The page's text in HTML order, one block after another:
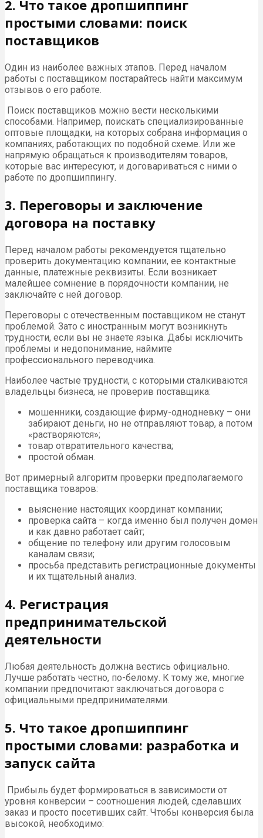
2. Что такое дропшиппинг
простыми словами: поиск
поставщиков
Один из наиболее важных этапов. Перед началом
работы с поставщиком постарайтесь найти максимум
отзывов о его работе.
Поиск поставщиков можно вести несколькими
способами. Например, поискать специализированные
оптовые площадки, на которых собрана информация о
компаниях, работающих по подобной схеме. Или же
напрямую обращаться к производителям товаров,
которые вас интересуют, и договариваться с ними о
работе по дропшиппингу.
3. Переговоры и заключение
договора на поставку
Перед началом работы рекомендуется тщательно
проверить документацию компании, ее контактные
данные, платежные реквизиты. Если возникает
малейшее сомнение в порядочности компании, не
заключайте с ней договор.
Переговоры с отечественным поставщиком не станут
проблемой. Зато с иностранным могут возникнуть
трудности, если вы не знаете языка. Дабы исключить
проблемы и недопонимание, наймите
профессионального переводчика.
Наиболее частые трудности, с которыми сталкиваются
владельцы бизнеса, не проверив поставщика:
мошенники, создающие фирму-однодневку – они
забирают деньги, но не отправляют товар, а потом
«растворяются»;
товар отвратительного качества;
простой обман.
Вот примерный алгоритм проверки предполагаемого
поставщика товаров:
выяснение настоящих координат компании;
проверка сайта – когда именно был получен домен
и как давно работает сайт;
общение по телефону или другим голосовым
каналам связи;
просьба представить регистрационные документы
и их тщательный анализ.
4. Регистрация
предпринимательской
деятельности
Любая деятельность должна вестись официально.
Лучше работать честно, по-белому. К тому же, многие
компании предпочитают заключаться договора с
официальными предпринимателями.
5. Что такое дропшиппинг
простыми словами: разработка и
запуск сайта
Прибыль будет формироваться в зависимости от
уровня конверсии – соотношения людей, сделавших
заказ и просто посетивших сайт. Чтобы конверсия была
высокой, необходимо: